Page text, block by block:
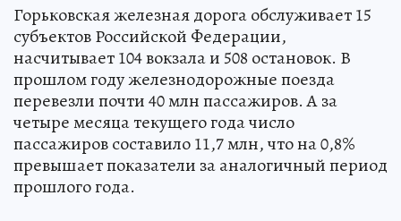
Горьковская железная дорога обслуживает 15
субъектов Российской Федерации,
насчитывает 104 вокзала и 508 остановок. В
прошлом году железнодорожные поезда
перевезли почти 40 млн пассажиров. А за
четыре месяца текущего года число
пассажиров составило 11,7 млн, что на 0,8%
превышает показатели за аналогичный период
прошлого года.